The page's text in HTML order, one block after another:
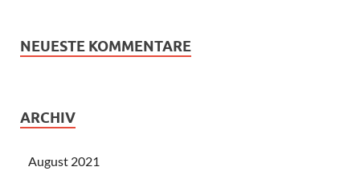
NEUESTE KOMMENTARE
ARCHIV
August 2021